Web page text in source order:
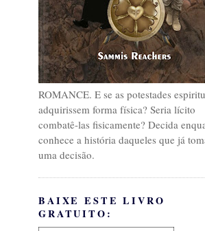
ROMANCE. E se as potestades
adquirissem forma física? Seria lícito
combatê-las fisicamente? Decida
conhece a história daqueles que já
uma decisão.
BAIXE ESTE LIVRO
GRATUITO: